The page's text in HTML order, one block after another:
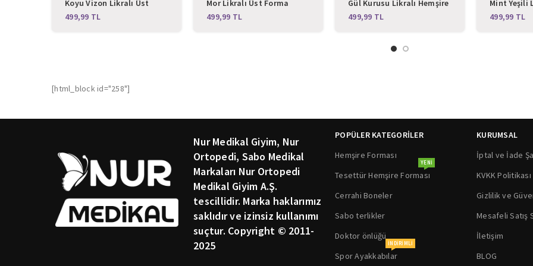
Koyu Vizon Likralı Üst
Forma TL
Mor Likralı Üst Forma
TL
Gül Kurusu Likralı Hemşire
Üst Forma
TL
Mint Yeşili
Forma TL
[html_block id="258"]
Nur Medikal Giyim, Nur
Ortopedi, Sabo Medikal
Markaları Nur Ortopedi
Medikal Giyim A.Ş.
tescillidir. Marka haklarımız
saklıdır ve izinsiz kullanımı
suçtur. Copyright © 2011-
2025
POPÜLER KATEGORİLER
Hemşire Forması
Tesettür Hemşire Forması
YENI
Cerrahi Boneler
Sabo terlikler
Doktor önlüğü
Spor Ayakkabılar
INDIRIMLI
KURUMSAL
İptal ve İade
KVKK Politikası
Gizlilik ve
Mesafeli Satış
İletişim
BLOG